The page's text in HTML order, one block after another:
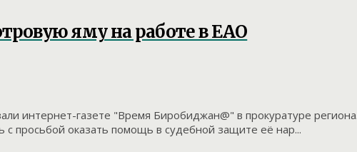
яму на работе в ЕАО
интернет-газете "Время Биробиджан@" в прокуратуре
просьбой оказать помощь в судебной защите её нар...